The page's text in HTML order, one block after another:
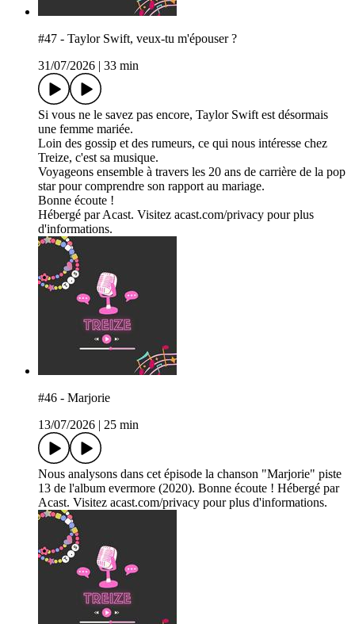
#47 - Taylor Swift, veux-tu m'épouser ?
31/07/2026
33 min
Si vous ne le savez pas encore, Taylor Swift est désormais
une femme mariée.
Loin des gossip et des rumeurs, ce qui nous intéresse chez
Treize, c'est sa musique.
Voyageons ensemble à travers les 20 ans de carrière de la pop
star pour comprendre son rapport au mariage.
Bonne écoute !
Hébergé par Acast. Visitez acast.com/privacy pour plus
d'informations.
#46 - Marjorie
13/07/2026
25 min
Nous analysons dans cet épisode la chanson "Marjorie" piste
13 de l'album evermore (2020). Bonne écoute ! Hébergé par
Acast. Visitez acast.com/privacy pour plus d'informations.